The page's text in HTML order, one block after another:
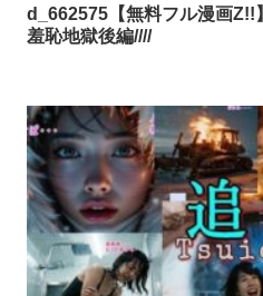
d_662575【無料フル漫画Z!!】THE
羞恥地獄後編////